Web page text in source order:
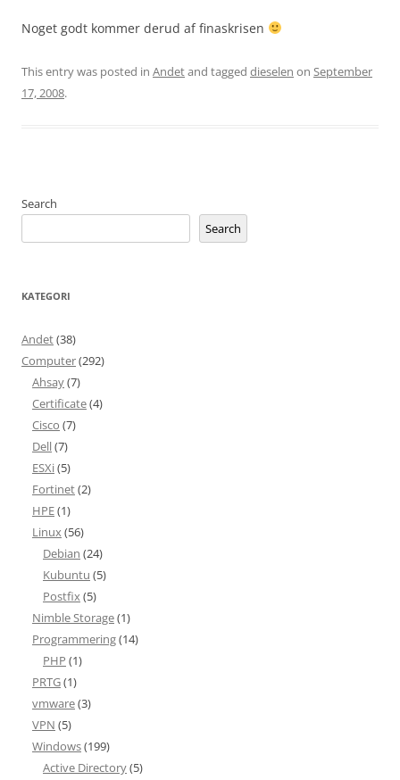
Noget godt kommer derud af finaskrisen
This entry was posted in Andetand tagged dieselen on September
17, 2008.
Search
Search
KATEGORI
Andet(38)
Computer(292)
Ahsay(7)
Certificate(4)
Cisco (7)
Dell(7)
ESXi(5)
Fortinet(2)
HPE(1)
Linux(56)
Debian (24)
Kubuntu (5)
Postfix(5)
Nimble Storage(1)
Programmering(14)
PHP (1)
PRTG(1)
vmware(3)
VPN (5)
Windows(199)
Active Directory(5)